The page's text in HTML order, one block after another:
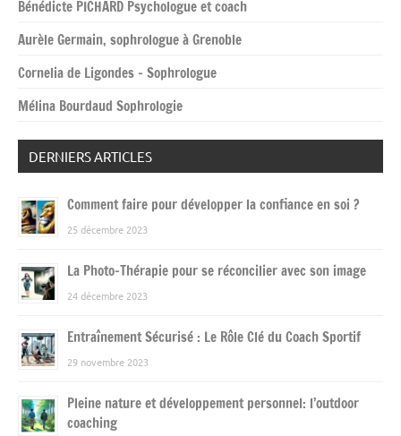
Bénédicte PICHARD Psychologue et coach
Aurèle Germain, sophrologue à Grenoble
Cornelia de Ligondes – Sophrologue
Mélina Bourdaud Sophrologie
DERNIERS ARTICLES
Comment faire pour développer la confiance en soi ?
25 décembre 2023
La Photo-Thérapie pour se réconcilier avec son image
24 décembre 2023
Entraînement Sécurisé : Le Rôle Clé du Coach Sportif
29 novembre 2023
Pleine nature et développement personnel: l’outdoor
coaching